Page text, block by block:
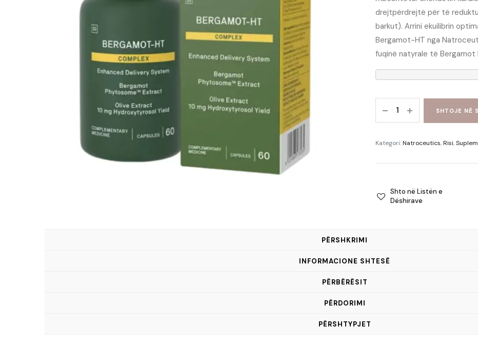
drejtpërdrejtë për të
barkut). Arrini ekuilibrin
Bergamot-HT nga
fuqinë natyrale të
SHTOJE NË
Kategori:Natroceutics,Risi,
Shto në Listën e
Dëshirave
PËRSHKRIMI
INFORMACIONE SHTESË
PËRBËRËSIT
PËRDORIMI
PËRSHTYPJET